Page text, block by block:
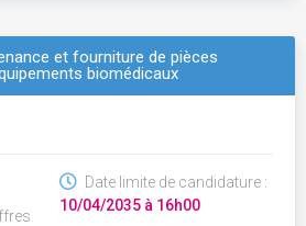
et fourniture de pièces
biomédicaux
Date limite de candidature :
10/04/2035 à 16h00